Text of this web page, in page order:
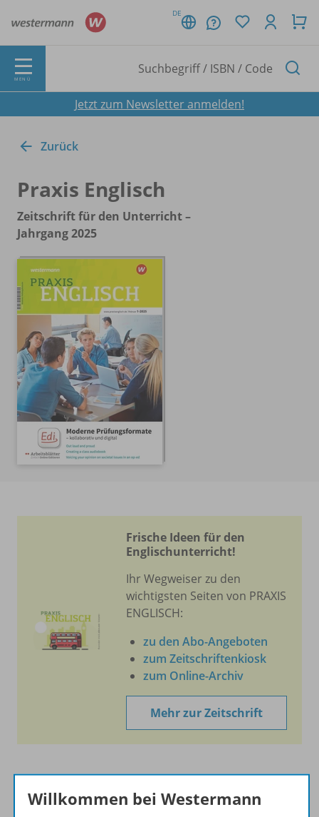
DE
MENÜ
Jetzt zum Newsletter anmelden!
Zurück
Praxis Englisch
Zeitschrift für den Unterricht –
Jahrgang 2025
Frische Ideen für den
Englischunterricht!
Ihr Wegweiser zu den
wichtigsten Seiten von PRAXIS
ENGLISCH:
zu den Abo-Angeboten
zum Zeitschriftenkiosk
zum Online-Archiv
Mehr zur Zeitschrift
Informationen
Willkommen bei Westermann